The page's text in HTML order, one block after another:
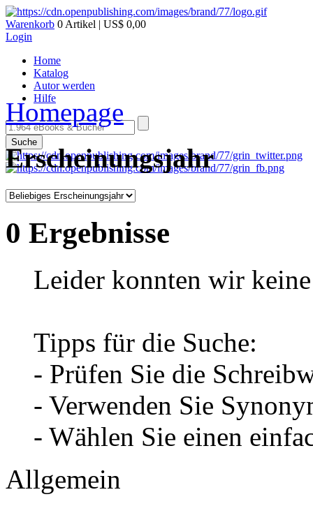
Warenkorb 0 Artikel | US$ 0,00
Login
Home
Katalog
Autor werden
Hilfe
Suche
Homepage
Erscheinungsjahr
0 Ergebnisse
Leider konnten wir
Tipps für die Suche:
- Prüfen Sie die
- Verwenden Sie
- Wählen Sie einen
Allgemein